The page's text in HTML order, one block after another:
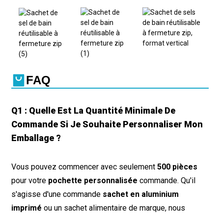
FAQ
Q1 : Quelle Est La Quantité Minimale De
Commande Si Je Souhaite Personnaliser Mon
Emballage ?
Vous pouvez commencer avec seulement 500 pièces
pour votre pochette personnalisée commande. Qu'il
s'agisse d'une commande sachet en aluminium
imprimé ou un sachet alimentaire de marque, nous